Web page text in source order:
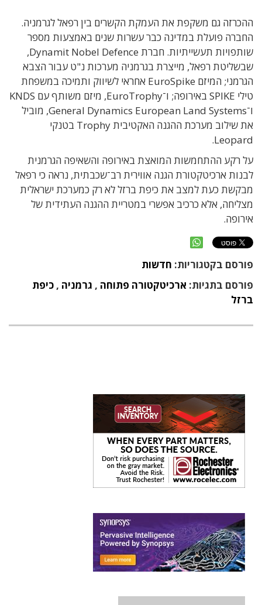
ההכרזה גם משקפת את העמקת הקשרים בין רפאל לגרמניה.
החברה פועלת במדינה כבר עשרות שנים באמצעות מספר
שותפויות תעשייתיות. חברת Dynamit Nobel Defence,
שבשליטת רפאל, מייצרת בגרמניה מערכות נ"ט עבור הצבא
הגרמני; המיזם EuroSpike אחראי לשיווק ותמיכה במשפחת
טילי SPIKE באירופה; ו־EuroTrophy, מיזם משותף עם KNDS
ו־General Dynamics European Land Systems, מוביל
את שילוב מערכת ההגנה האקטיבית Trophy בטנקי
Leopard.
על רקע ההתחמשות המואצת באירופה והשאיפה הגרמנית
לבנות ארכיטקטורת הגנה אווירית רב־שכבתית, נראה כי רפאל
מבקשת כעת למצב את כיפת ברזל לא רק כמערכת ישראלית
מצליחה, אלא כרכיב אפשרי במטריית ההגנה העתידית של
אירופה.
פורסם בקטגוריות: חדשות
פורסם בתגיות: ארכיטקטורה פתוחה , גרמניה , כיפת
ברזל